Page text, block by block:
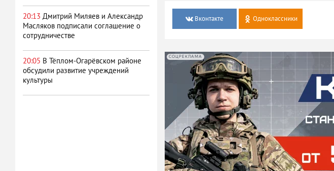
20:13 Дмитрий Миляев и Александр
Масляков подписали соглашение о
сотрудничестве
20:05 В Тёплом-Огарёвском районе
обсудили развитие учреждений
культуры
Вконтакте Одноклассники
СОЦРЕКЛАМА